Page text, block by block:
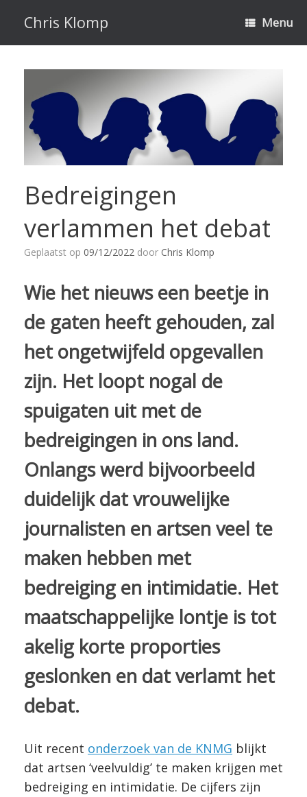
inhoud
Chris Klomp Menu
Bedreigingen
verlammen het debat
Geplaatst op 09/12/2022 door Chris Klomp
Wie het nieuws een beetje in
de gaten heeft gehouden, zal
het ongetwijfeld opgevallen
zijn. Het loopt nogal de
spuigaten uit met de
bedreigingen in ons land.
Onlangs werd bijvoorbeeld
duidelijk dat vrouwelijke
journalisten en artsen veel te
maken hebben met
bedreiging en intimidatie. Het
maatschappelijke lontje is tot
akelig korte proporties
geslonken en dat verlamt het
debat.
Uit recent onderzoek van de KNMG blijkt
dat artsen ‘veelvuldig’ te maken krijgen met
bedreiging en intimidatie. De cijfers zijn